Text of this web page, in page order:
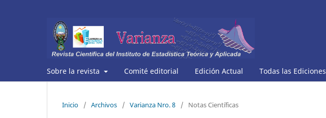
Sobre la revista Comité editorial Edición Actual Todas las Ediciones
Inicio / Archivos / Varianza Nro. 8 / Notas Científicas